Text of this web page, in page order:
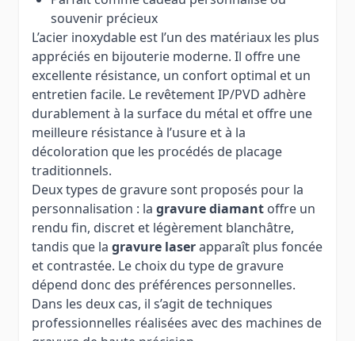
souvenir précieux
L’acier inoxydable est l’un des matériaux les plus
appréciés en bijouterie moderne. Il offre une
excellente résistance, un confort optimal et un
entretien facile. Le revêtement IP/PVD adhère
durablement à la surface du métal et offre une
meilleure résistance à l’usure et à la
décoloration que les procédés de placage
traditionnels.
Deux types de gravure sont proposés pour la
personnalisation : la gravure diamant offre un
rendu fin, discret et légèrement blanchâtre,
tandis que la gravure laserapparaît plus foncée
et contrastée. Le choix du type de gravure
dépend donc des préférences personnelles.
Dans les deux cas, il s’agit de techniques
professionnelles réalisées avec des machines de